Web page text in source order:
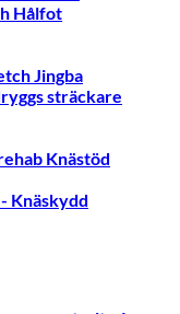
Hålfot
Jingba
sträckare
Knäskydd